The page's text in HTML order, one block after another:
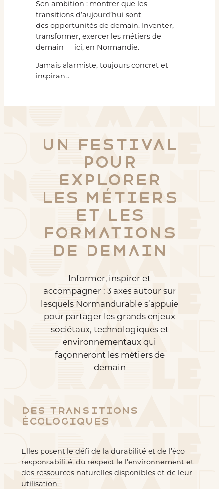
Son ambition : montrer que les
transitions d’aujourd’hui sont
des opportunités de demain. Inventer,
transformer, exercer les métiers de
demain — ici, en Normandie.
Jamais alarmiste, toujours concret et
inspirant.
Un festival
pour
explorer
les métiers
et les
formations
de demain
Informer, inspirer et
accompagner : 3 axes autour sur
lesquels Normandurable s’appuie
pour partager les grands enjeux
sociétaux, technologiques et
environnementaux qui
façonneront les métiers de
demain
Des transitions
écologiques
Elles posent le défi de la durabilité et de l’éco-
responsabilité, du respect le l’environnement et
des ressources naturelles disponibles et de leur
utilisation.